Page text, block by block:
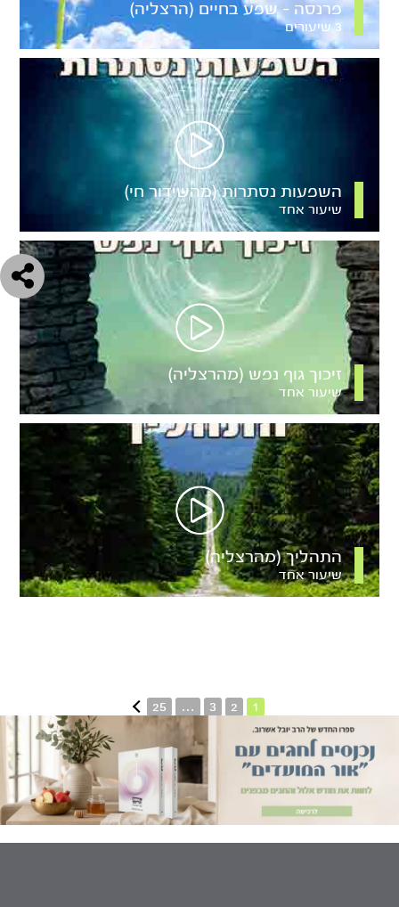
פרנסה – שפע בחיים (הרצליה)
3 שיעורים
השפעות נסתרות (מהשידור חי)
שיעור אחד
זיכוך גוף נפש (מהרצליה)
שיעור אחד
התהליך (מהרצליה)
שיעור אחד
1
2
3
…
25